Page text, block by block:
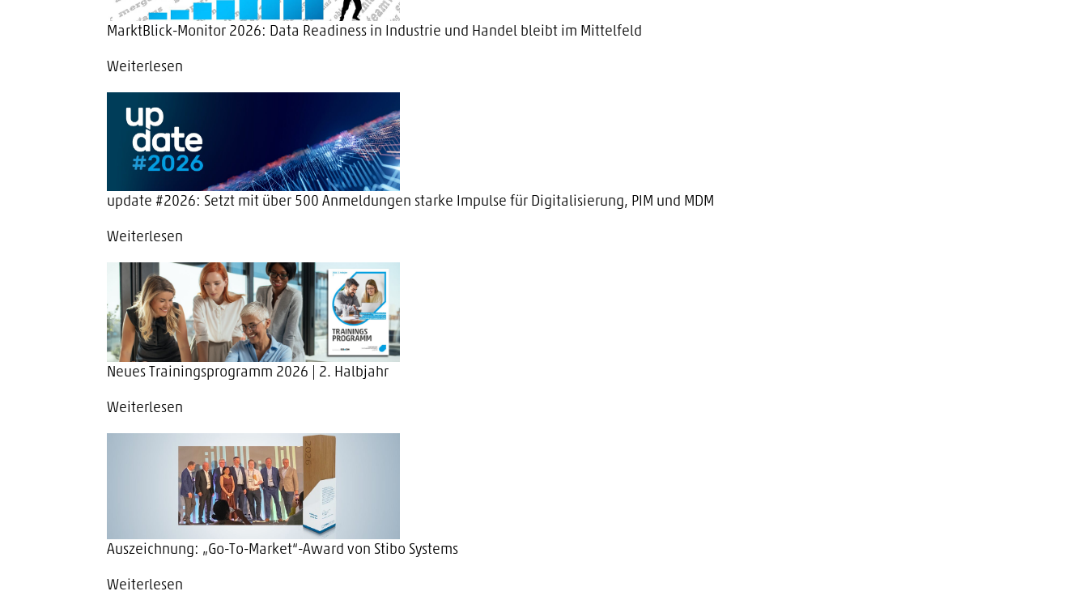
MarktBlick-Monitor 2026: Data Readiness in Industrie und Handel bleibt im Mittelfeld
Weiterlesen
update #2026: Setzt mit über 500 Anmeldungen starke Impulse für Digitalisierung, PIM und MDM
Weiterlesen
Neues Trainingsprogramm 2026 | 2. Halbjahr
Weiterlesen
Auszeichnung: „Go-To-Market“-Award von Stibo Systems
Weiterlesen